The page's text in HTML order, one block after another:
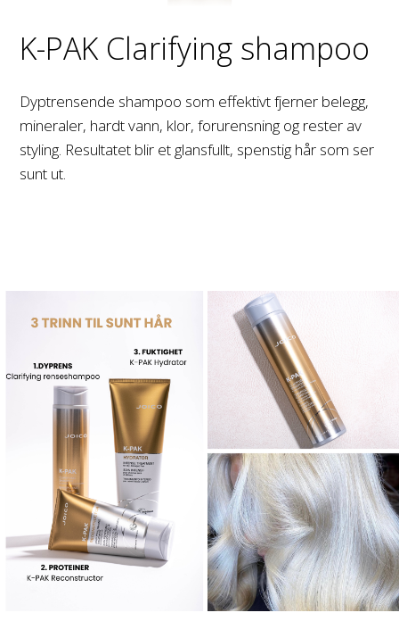
K-PAK Clarifying shampoo
Dyptrensende shampoo som effektivt fjerner belegg,
mineraler, hardt vann, klor, forurensning og rester av
styling. Resultatet blir et glansfullt, spenstig hår som ser
sunt ut.